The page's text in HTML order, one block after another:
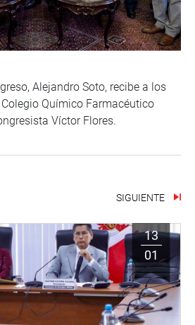
Alejandro Soto, recibe a los
Químico Farmacéutico
Víctor Flores.
SIGUIENTE
13
01